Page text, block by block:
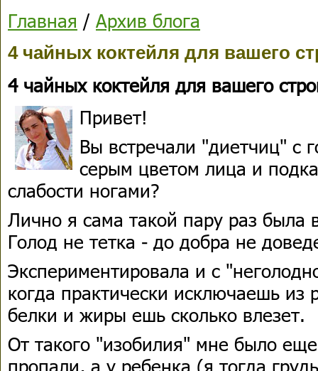
Главная / Архив блога
4 чайных коктейля для вашего
4 чайных коктейля для вашего
Привет!
Вы встречали "диетчиц" с
серым цветом лица и
слабости ногами?
Лично я сама такой пару раз была
Голод не тетка - до добра не
Экспериментировала и с
когда практически исключаешь из
белки и жиры ешь сколько влезет.
От такого "изобилия" мне было
пропали, а у ребенка (я тогда